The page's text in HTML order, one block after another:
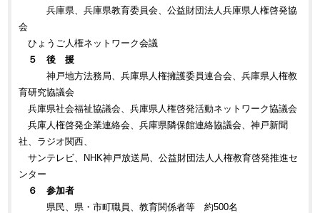
兵庫県、兵庫県教育委員会、公益財団法人兵庫県人権啓発協
会
ひょうご人権ネットワーク会議
５ 後 援
神戸地方法務局、兵庫県人権擁護委員連合会、兵庫県人権教
育研究協議会
兵庫県社会福祉協議会、兵庫県人権啓発活動ネットワーク協議会
兵庫人権啓発企業連絡会、兵庫県隣保館連絡協議会、神戸新聞
社、ラジオ関西、
サンテレビ、NHK神戸放送局、公益財団法人人権教育啓発推進セ
ンター
６ 参加者
県民、県・市町職員、教育関係者等 約500名